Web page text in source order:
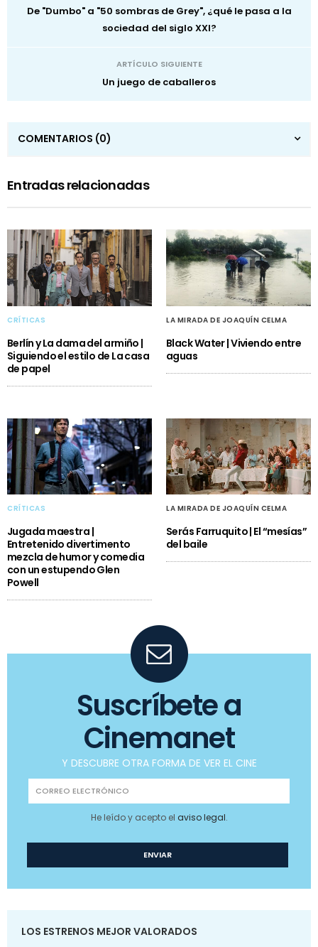
De "Dumbo" a "50 sombras de Grey", ¿qué le pasa a la
sociedad del siglo XXI?
ARTÍCULO SIGUIENTE
Un juego de caballeros
COMENTARIOS (0)
Entradas relacionadas
CRÍTICAS
Berlín y La dama del armiño |
Siguiendo el estilo de La casa
de papel
LA MIRADA DE JOAQUÍN CELMA
Black Water | Viviendo entre
aguas
CRÍTICAS
Jugada maestra |
Entretenido divertimento
mezcla de humor y comedia
con un estupendo Glen
Powell
LA MIRADA DE JOAQUÍN CELMA
Serás Farruquito | El “mesías”
del baile
Suscríbete a
Cinemanet
Y DESCUBRE OTRA FORMA DE VER EL CINE
He leído y acepto el aviso legal.
LOS ESTRENOS MEJOR VALORADOS